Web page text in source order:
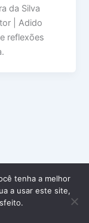
da Silva
| Adido
reflexões
tenha a melhor
a usar este site,